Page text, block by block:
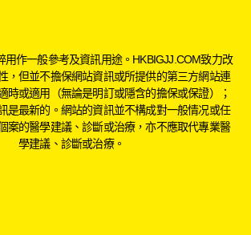
用作一般參考及資訊用途。HKBIGJJ.COM致力改
，但並不擔保網站資訊或所提供的第三方網站連
時或適用（無論是明訂或隱含的擔保或保證）；
是最新的。網站的資訊並不構成對一般情况或任
案的醫學建議、診斷或治療，亦不應取代專業醫
學建議、診斷或治療。